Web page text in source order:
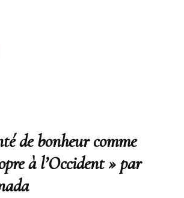
de bonheur comme
à l’Occident » par